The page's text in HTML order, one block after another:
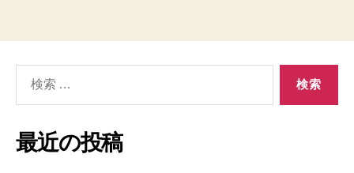
象:
最近の投稿